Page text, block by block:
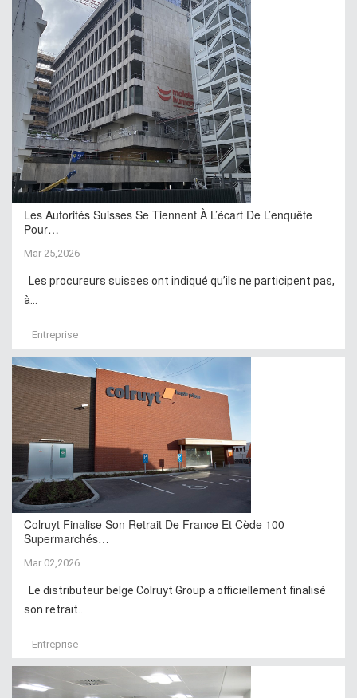
Les Autorités Suisses Se Tiennent À L’écart De L’enquête
Pour…
Mar 25,2026
Les procureurs suisses ont indiqué qu’ils ne participent pas,
à...
Entreprise
Colruyt Finalise Son Retrait De France Et Cède 100
Supermarchés…
Mar 02,2026
Le distributeur belge Colruyt Group a officiellement finalisé
son retrait...
Entreprise